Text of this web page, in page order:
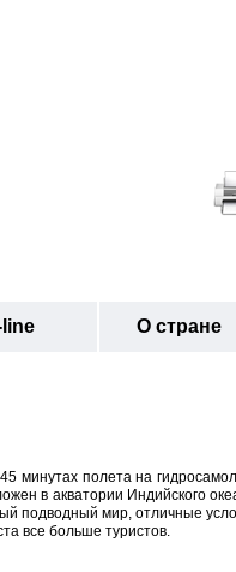
О стране
минутах полета на
в акватории Индийского
подводный мир, отличные
все больше туристов.